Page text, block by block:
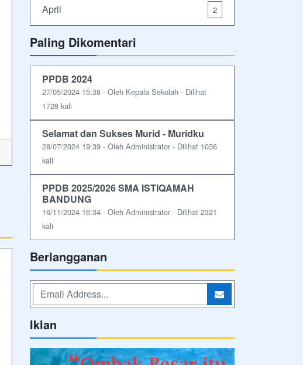
April 2
Paling Dikomentari
PPDB 2024
27/05/2024 15:38 - Oleh Kepala Sekolah - Dilihat
1728 kali
Selamat dan Sukses Murid - Muridku
28/07/2024 19:39 - Oleh Administrator - Dilihat 1036
kali
PPDB 2025/2026 SMA ISTIQAMAH
BANDUNG
16/11/2024 16:34 - Oleh Administrator - Dilihat 2321
kali
Berlangganan
Iklan